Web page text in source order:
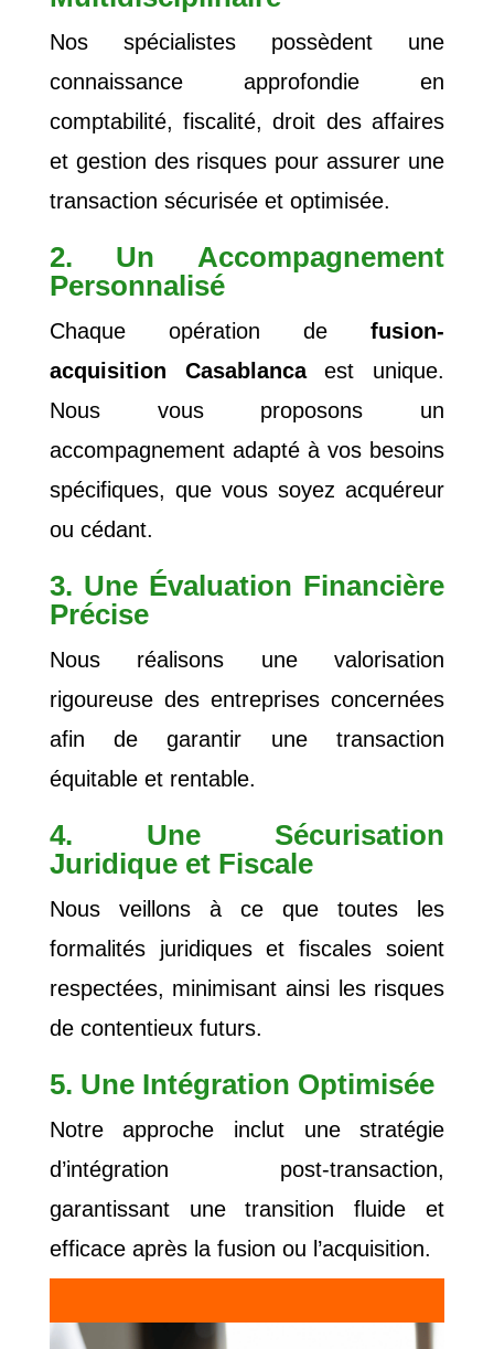
Nos spécialistes possèdent une
connaissance approfondie en
comptabilité, fiscalité, droit des affaires
et gestion des risques pour assurer une
transaction sécurisée et optimisée.
2. Un Accompagnement
Personnalisé
Chaque opération defusion-
acquisition Casablancaest unique.
Nous vous proposons un
accompagnement adapté à vos besoins
spécifiques, que vous soyez acquéreur
ou cédant.
3. Une Évaluation Financière
Précise
Nous réalisons une valorisation
rigoureuse des entreprises concernées
afin de garantir une transaction
équitable et rentable.
4. Une Sécurisation
Juridique et Fiscale
Nous veillons à ce que toutes les
formalités juridiques et fiscales soient
respectées, minimisant ainsi les risques
de contentieux futurs.
5. Une Intégration Optimisée
Notre approche inclut une stratégie
d’intégration post-transaction,
garantissant une transition fluide et
efficace après la fusion ou l’acquisition.